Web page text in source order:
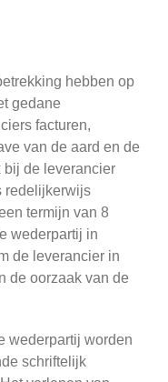
hebben op
gedane
facturen,
van de aard en de
bij de leverancier
redelijkerwijs
termijn van 8
wederpartij in
de leverancier in
de oorzaak van de
wederpartij worden
schriftelijk